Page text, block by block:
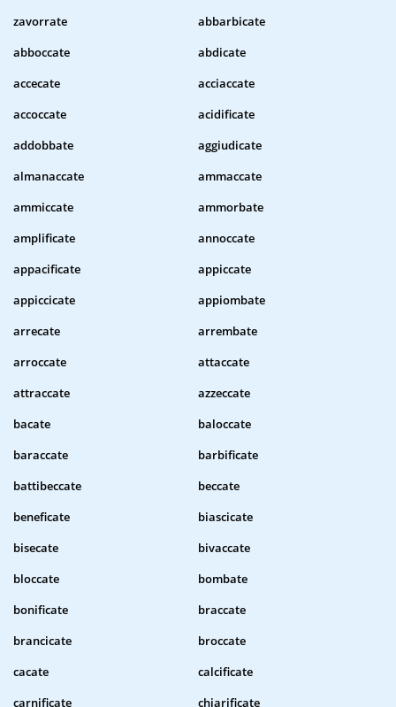
zavorrate
abbarbicate
abboccate
abdicate
accecate
acciaccate
accoccate
acidificate
addobbate
aggiudicate
almanaccate
ammaccate
ammiccate
ammorbate
amplificate
annoccate
appacificate
appiccate
appiccicate
appiombate
arrecate
arrembate
arroccate
attaccate
attraccate
azzeccate
bacate
baloccate
baraccate
barbificate
battibeccate
beccate
beneficate
biascicate
bisecate
bivaccate
bloccate
bombate
bonificate
braccate
brancicate
broccate
cacate
calcificate
carnificate
chiarificate